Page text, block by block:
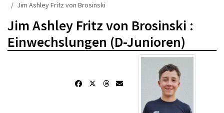
Jim Ashley Fritz von Brosinski
Jim Ashley Fritz von Brosinski :
Einwechslungen (D-Junioren)